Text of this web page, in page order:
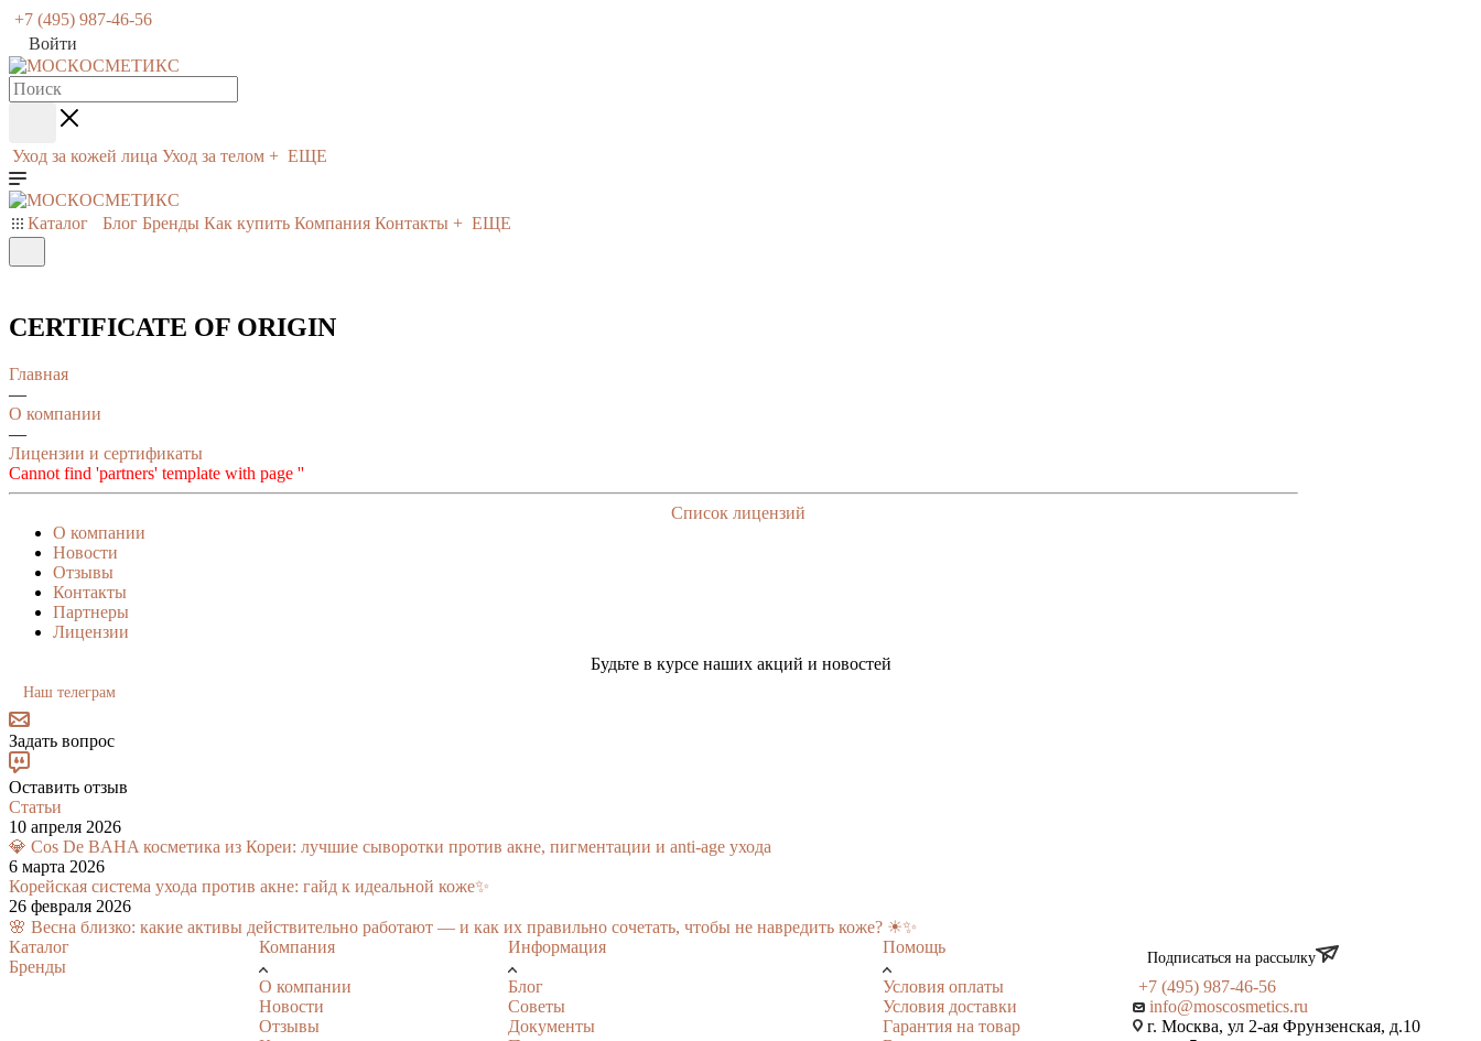
+7 (495) 987-46-56
Войти
Уход за кожей лица Уход за телом + ЕЩЕ
Каталог Блог Бренды Как купить Компания Контакты + ЕЩЕ
CERTIFICATE OF ORIGIN
Главная
—
О компании
—
Лицензии и сертификаты
Cannot find 'partners' template with page ''
Список лицензий
О компании
Новости
Отзывы
Контакты
Партнеры
Лицензии
Будьте в курсе наших акций и новостей
Наш телеграм
Задать вопрос
Оставить отзыв
Статьи
10 апреля 2026
💎 Cos De BAHA косметика из Кореи: лучшие сыворотки против акне, пигментации и anti-age ухода
6 марта 2026
Корейская система ухода против акне: гайд к идеальной коже✨
26 февраля 2026
🌸 Весна близко: какие активы действительно работают — и как их правильно сочетать, чтобы не навредить коже? ☀✨
Каталог
Бренды
Компания
О компании
Новости
Отзывы
Информация
Блог
Советы
Документы
Помощь
Условия оплаты
Условия доставки
Гарантия на товар
Подписаться на рассылку
+7 (495) 987-46-56
info@moscosmetics.ru
г. Москва, ул 2-ая Фрунзенская, д.10